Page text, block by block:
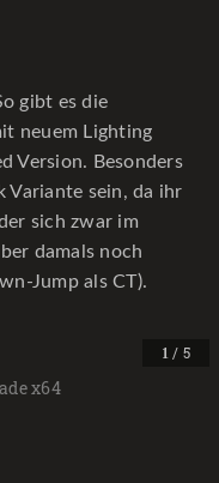
gibt es die
neuem Lighting
Version. Besonders
Variante sein, da ihr
sich zwar im
damals noch
Jump als CT).
1 / 5
x64